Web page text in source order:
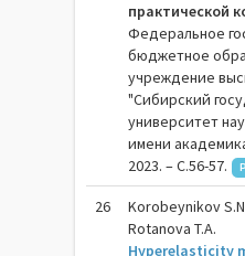
практической
Федеральное
бюджетное
учреждение
"Сибирский
университет
имени
2023. – C.56-57.
26 Korobeynikov
Rotanova T.A.
Hyperelasticity